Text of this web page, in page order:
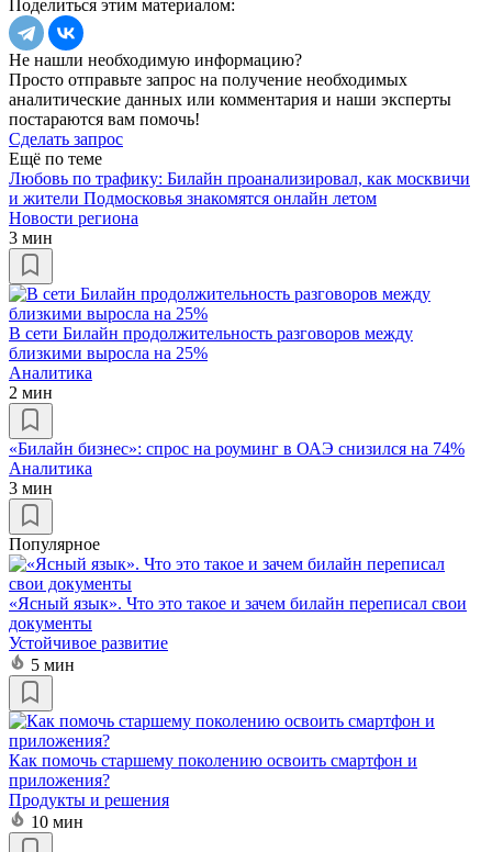
Поделиться этим материалом:
Не нашли необходимую информацию?
Просто отправьте запрос на получение необходимых
аналитические данных или комментария и наши эксперты
постараются вам помочь!
Сделать запрос
Ещё по теме
Любовь по трафику: Билайн проанализировал, как москвичи
и жители Подмосковья знакомятся онлайн летом
Новости региона
3 мин
В сети Билайн продолжительность разговоров между
близкими выросла на 25%
Аналитика
2 мин
«Билайн бизнес»: спрос на роуминг в ОАЭ снизился на 74%
Аналитика
3 мин
Популярное
«Ясный язык». Что это такое и зачем билайн переписал свои
документы
Устойчивое развитие
5 мин
Как помочь старшему поколению освоить смартфон и
приложения?
Продукты и решения
10 мин